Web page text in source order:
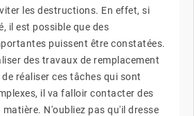
les destructions. En effet, si
il est possible que des
puissent être constatées.
des travaux de remplacement
réaliser ces tâches qui sont
il va falloir contacter des
N'oubliez pas qu'il dresse